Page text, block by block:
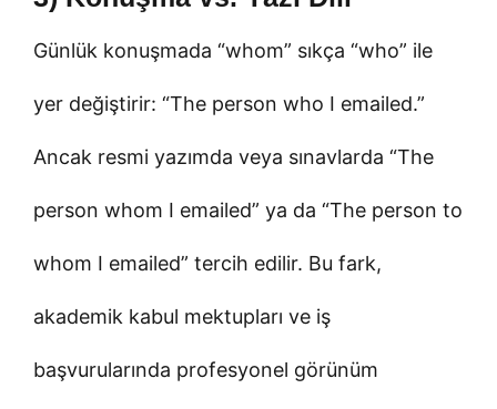
Günlük konuşmada “whom” sıkça “who” ile
yer değiştirir: “The person who I emailed.”
Ancak resmi yazımda veya sınavlarda “The
person whom I emailed” ya da “The person to
whom I emailed” tercih edilir. Bu fark,
akademik kabul mektupları ve iş
başvurularında profesyonel görünüm